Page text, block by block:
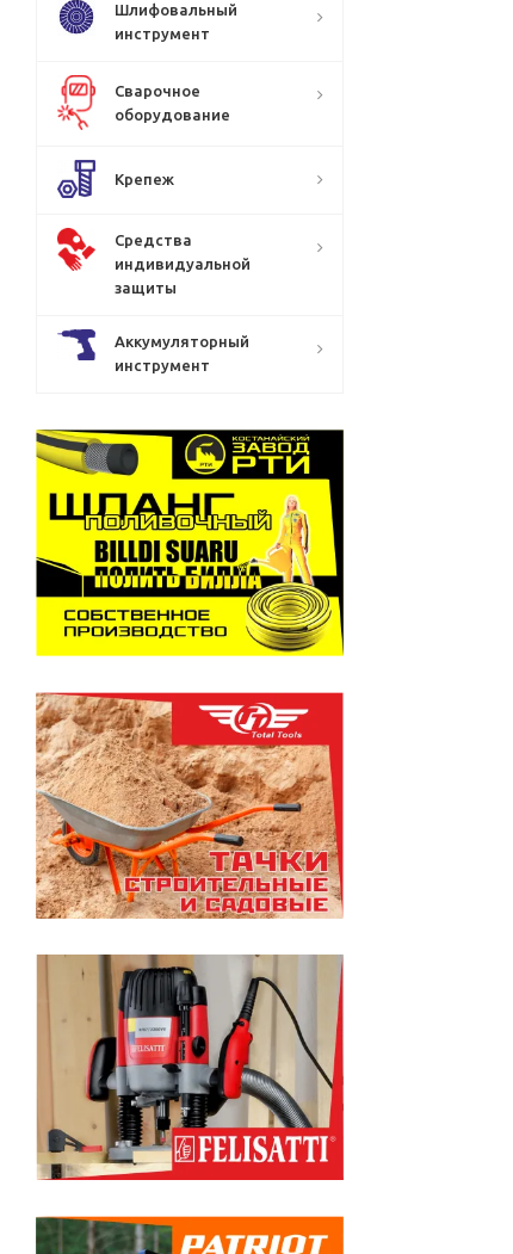
Шлифовальный
инструмент
Сварочное
оборудование
Крепеж
Средства
индивидуальной
защиты
Аккумуляторный
инструмент